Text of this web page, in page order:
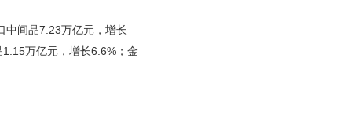
中间品7.23万亿元，增长
万亿元，增长6.6%；金